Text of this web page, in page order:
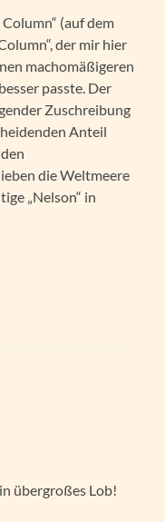
(auf dem
der mir hier
machomäßigeren
passte. Der
Zuschreibung
Anteil
die Weltmeere
„Nelson“ in
übergroßes Lob!